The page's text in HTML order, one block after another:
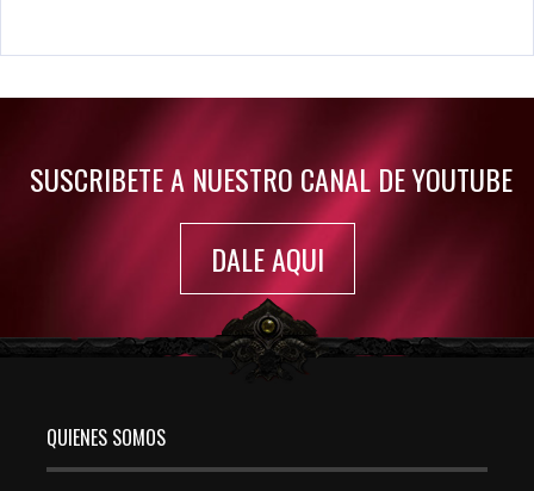
Rumor: Se filtran los primeros detalles de Resident Evil 9
SUSCRIBETE A NUESTRO CANAL DE YOUTUBE
DALE AQUI
QUIENES SOMOS